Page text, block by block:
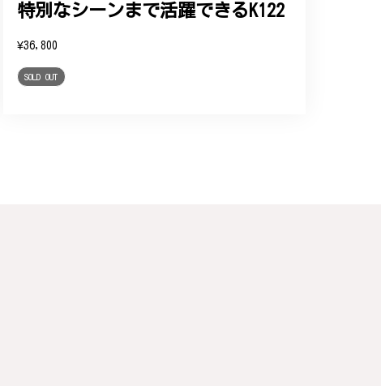
特別なシーンまで活躍できるK122
¥36,800
SOLD OUT